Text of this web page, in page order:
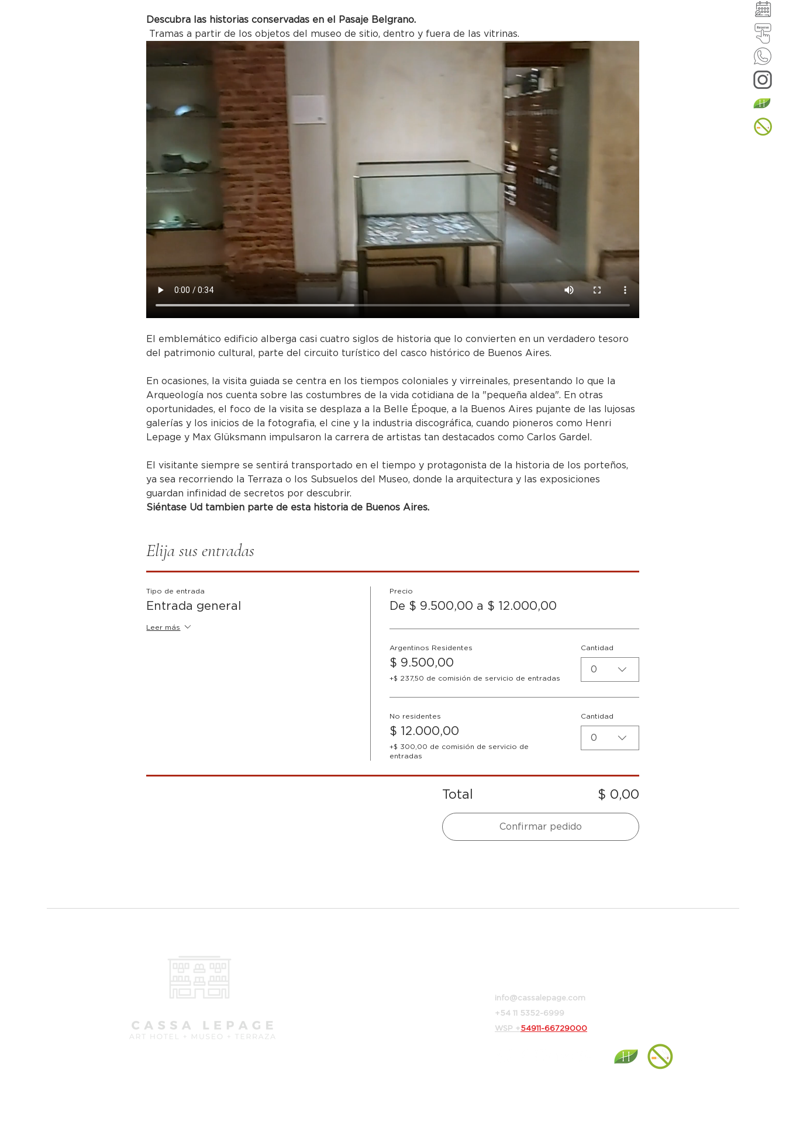
Descubra las historias conservadas en el Pasaje Belgrano.
Tramas a partir de los objetos del museo de sitio, dentro y fuera de las vitrinas.
El emblemático edificio alberga casi cuatro siglos de historia que lo convierten en un verdadero tesoro
del patrimonio cultural, parte del circuito turístico del casco histórico de Buenos Aires.
En ocasiones, la visita guiada se centra en los tiempos coloniales y virreinales, presentando lo que la
Arqueología nos cuenta sobre las costumbres de la vida cotidiana de la "pequeña aldea". En otras
oportunidades, el foco de la visita se desplaza a la Belle Époque, a la Buenos Aires pujante de las lujosas
galerías y los inicios de la fotografia, el cine y la industria discográfica, cuando pioneros como Henri
Lepage y Max Glüksmann impulsaron la carrera de artistas tan destacados como Carlos Gardel.
El visitante siempre se sentirá transportado en el tiempo y protagonista de la historia de los porteños,
ya sea recorriendo la Terraza o los Subsuelos del Museo, donde la arquitectura y las exposiciones
guardan infinidad de secretos por descubrir.
Siéntase Ud tambien parte de esta historia de Buenos Aires.
Elija sus entradas
Tipo de entrada
Entrada general
Leer más
Precio
De $ 9.500,00 a $ 12.000,00
Argentinos Residentes
$ 9.500,00
+$ 237,50 de comisión de servicio de entradas
Cantidad
0
No residentes
$ 12.000,00
+$ 300,00 de comisión de servicio de
entradas
Cantidad
0
Total $ 0,00
Confirmar pedido
info@cassalepage.com
+54 11 5352-6999
WSP +54911-66729000